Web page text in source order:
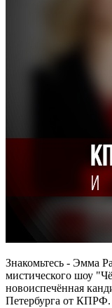
Знакомьтесь - Эмма
мистического шоу
новоиспечённая
Петербурга от КПРФ.